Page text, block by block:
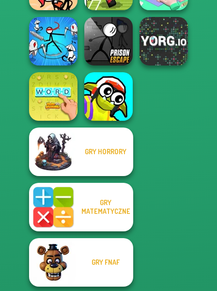
Stickman
Jailbreak Story
Soccer Random
Organization
Princess
Stickman Rogue
Online
Prison Escape
Online
Word Stickers!
Funny Blade &
GRY HORRORY
GRY
MATEMATYCZNE
GRY FNAF